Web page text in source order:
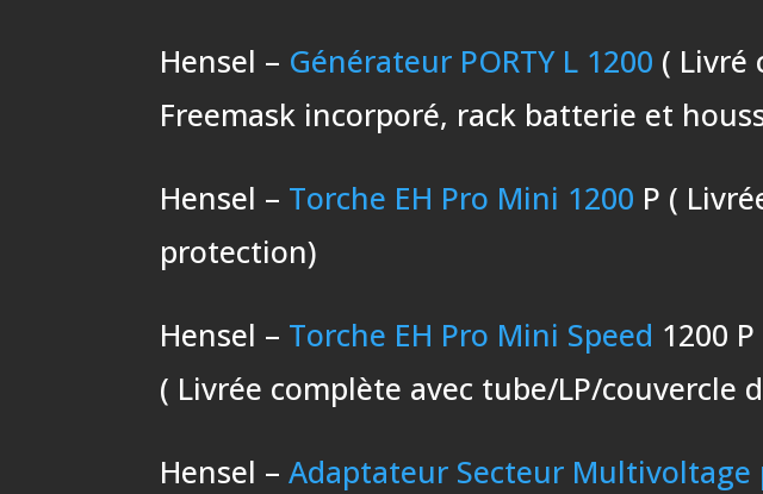
Hensel – Générateur PORTY L 1200 ( Livré
Freemask incorporé, rack batterie et
Hensel – Torche EH Pro Mini 1200 P (
protection)
Hensel – Torche EH Pro Mini Speed 1200 P
( Livrée complète avec tube/LP/couvercle
Hensel –Adaptateur Secteur Multivoltage